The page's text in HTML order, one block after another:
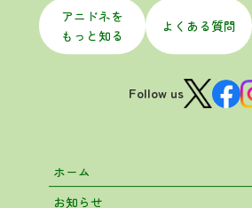
アニドネを
もっと知る
よくある質問
Follow us
ホーム
お知らせ